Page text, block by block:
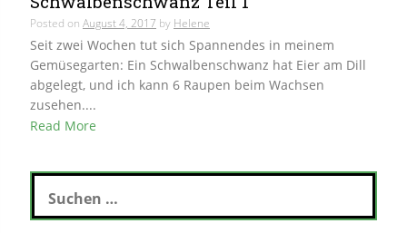
Posted on August 4, 2017 by Helene
Seit zwei Wochen tut sich Spannendes in meinem
Gemüsegarten: Ein Schwalbenschwanz hat Eier am Dill
abgelegt, und ich kann 6 Raupen beim Wachsen
zusehen....
Read More
Suchen
nach: